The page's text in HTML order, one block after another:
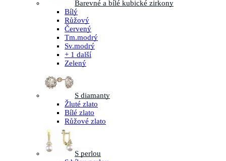
Barevné a bílé kubické zirkony
Bílý
Růžový
Červený
Tm.modrý
Sv.modrý
+ 1 další
Zelený
S diamanty
Žluté zlato
Bílé zlato
Růžové zlato
S perlou